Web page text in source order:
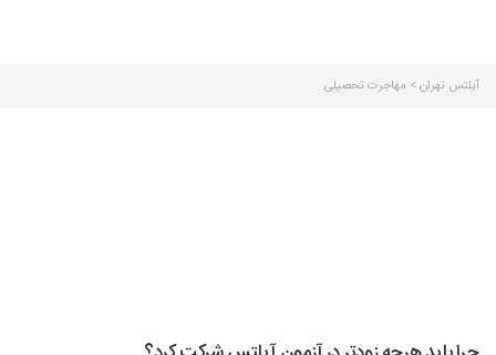
آیلتس تهران> مهاجرت تحصیلی